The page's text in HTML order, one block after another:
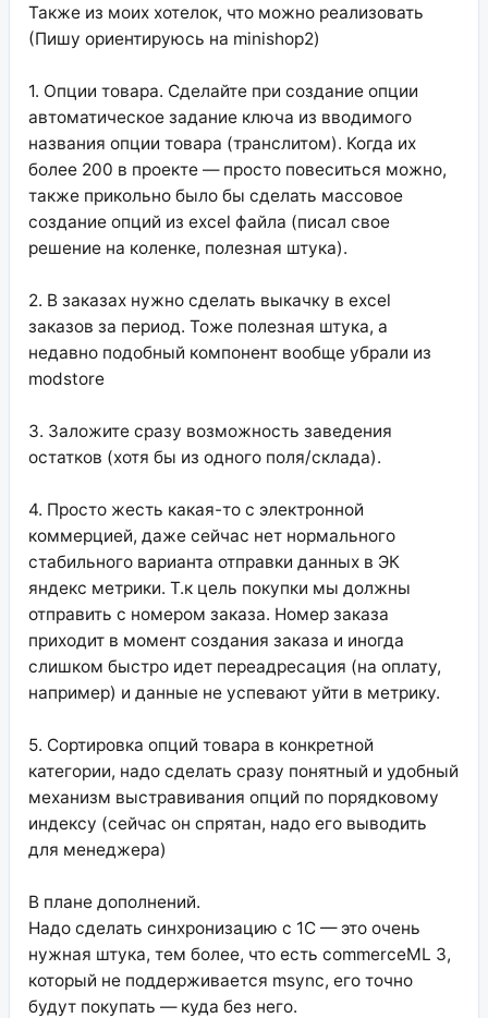
Также из моих хотелок, что можно реализовать
(Пишу ориентируюсь на minishop2)
1. Опции товара. Сделайте при создание опции
автоматическое задание ключа из вводимого
названия опции товара (транслитом). Когда их
более 200 в проекте — просто повеситься можно,
также прикольно было бы сделать массовое
создание опций из excel файла (писал свое
решение на коленке, полезная штука).
2. В заказах нужно сделать выкачку в excel
заказов за период. Тоже полезная штука, а
недавно подобный компонент вообще убрали из
modstore
3. Заложите сразу возможность заведения
остатков (хотя бы из одного поля/склада).
4. Просто жесть какая-то с электронной
коммерцией, даже сейчас нет нормального
стабильного варианта отправки данных в ЭК
яндекс метрики. Т.к цель покупки мы должны
отправить с номером заказа. Номер заказа
приходит в момент создания заказа и иногда
слишком быстро идет переадресация (на оплату,
например) и данные не успевают уйти в метрику.
5. Сортировка опций товара в конкретной
категории, надо сделать сразу понятный и удобный
механизм выстравивания опций по порядковому
индексу (сейчас он спрятан, надо его выводить
для менеджера)
В плане дополнений.
Надо сделать синхронизацию с 1С — это очень
нужная штука, тем более, что есть commerceML 3,
который не поддерживается msync, его точно
будут покупать — куда без него.